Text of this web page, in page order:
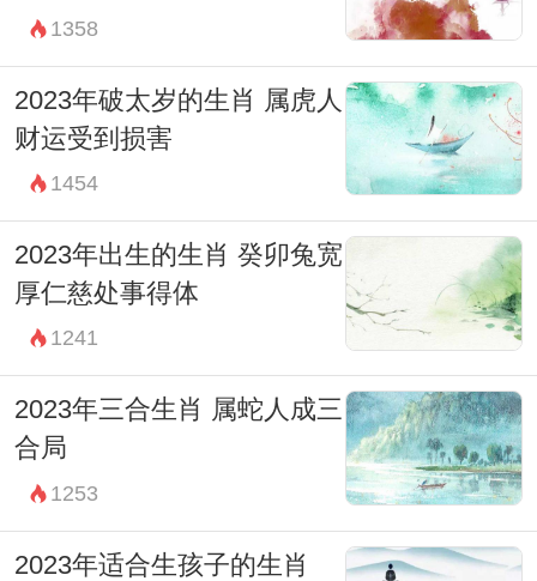
1358
2023年破太岁的生肖 属虎人
财运受到损害
1454
2023年出生的生肖 癸卯兔宽
厚仁慈处事得体
1241
2023年三合生肖 属蛇人成三
合局
1253
2023年适合生孩子的生肖